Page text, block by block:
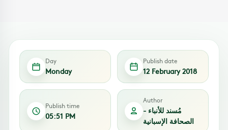
Day
Monday
Publish date
12 February 2018
Publish time
05:51 PM
Author
مُسند للأنباء -
الصحافة الإسبانية